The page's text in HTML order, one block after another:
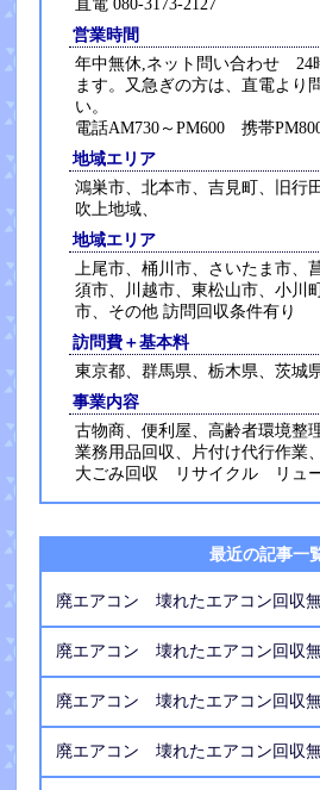
直電 080-3173-2127
営業時間
年中無休,ネット問い合わせ 24
ます。又急ぎの方は、直電より
い。
電話AM730～PM600 携帯
地域エリア
鴻巣市、北本市、吉見町、旧行
吹上地域、
地域エリア
上尾市、桶川市、さいたま市、
須市、川越市、東松山市、小川
市、その他 訪問回収条件有り
訪問費＋基本料
東京都、群馬県、栃木県、茨城
事業内容
古物商、便利屋、高齢者環境
業務用品回収、片付け代行作業
大ごみ回収 リサイクル リュ
最近の記事一
廃エアコン 壊れたエアコン回収
廃エアコン 壊れたエアコン回収
廃エアコン 壊れたエアコン回収
廃エアコン 壊れたエアコン回収